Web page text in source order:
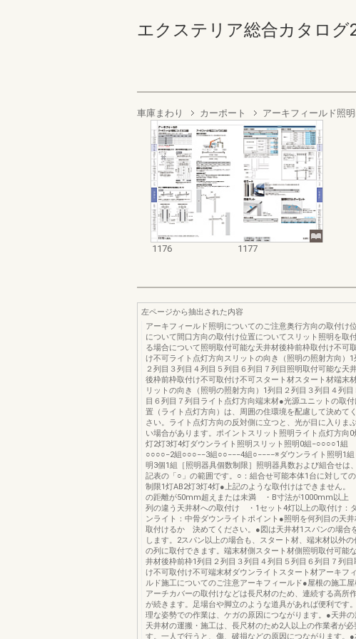
エクステリア総合カタログ
車庫まわり カーポート アーキフィールド照
1176 1177
左ページから抽出された内容
アーキフィールド照明についてのご注意奥行方向の取付け
について間口方向の取付け位置についてスリット照明を取
る場合について照明取付可能な天井材後枠前枠取付け不可
け不可ライト点灯方向スリットの向き（照明の照射方向）1
２列目３列目４列目５列目６列目７列目照明取付可能な天
後枠前枠取付け不可取付け不可スタート材スタート材端末
リットの向き（照明の照射方向）1列目２列目３列目４列目
目６列目７列目ライト点灯方向端末材●光源ユニットの取付
置（ライト点灯方向）は、周囲の住環境を配慮して決めて
さい。ライト点灯方向の反対側に立つと、光が目に入りま
い場合があります。ポイントスリット照明ライト点灯方向0
灯2灯3灯4灯ダウンライト照明スリット照明0組−○○○○1組
○○○○−2組○○○−−3組○○−−−4組○−−−−※ダウンライト照明1組
明3個1組［照明器具個数制限］照明器具数および組合せは
記表の「○」の範囲です。○：組合せ可能本体1台に対して
制限1灯AB2灯3灯4灯●上記のような取付けはできません
の距離が50mm超えまたは未満 ・B寸法が1000mm以上
列の違う天井材への取付け ・1セット4灯以上の取付け：
ンライト：中骨ダウンライトポイント●照明を何列目の天井
取付けるか 決めてください。●図は天井材1スパンの場合
します。2スパン以上の場合も、スタート材、端末材以外の
の列に取付できます。端末材側スタート材側照明取付可能
井材後枠前枠1列目２列目３列目４列目５列目６列目７列目
け不可取付け不可端末材ダウンライトスタート材アーキフ
ルド施工についてのご注意アーキフィールド●屋根の施工
アーチカバーの取付けなどは長尺材のため、連続する高所
が続きます。足場台や脚立のような道具があれば便利です
理な姿勢での作業は、ケガの原因につながります。●天井
天井材の運搬・施工は、長尺材のため2人以上の作業者が必
す。一人で行うと、傷、破損などの原因につながります。